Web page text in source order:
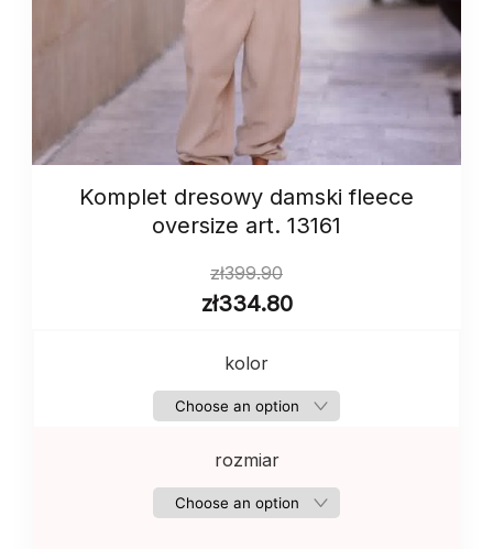
Komplet dresowy damski fleece
oversize art. 13161
zł399.90
zł334.80
kolor
rozmiar